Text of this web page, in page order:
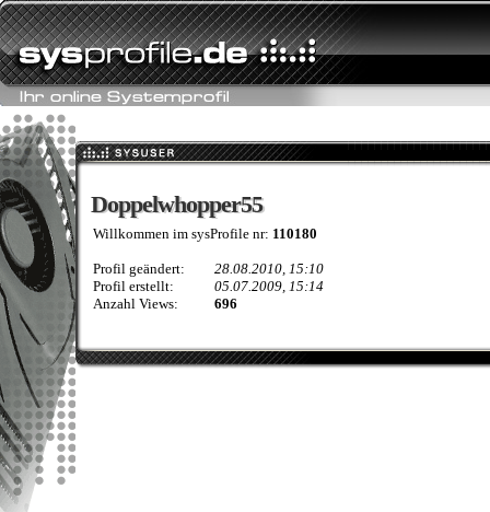
Doppelwhopper55
Doppelwhopper55
Willkommen im sysProfile nr: 110180
Profil geändert:
28.08.2010, 15:10
Profil erstellt:
05.07.2009, 15:14
Anzahl Views:
696